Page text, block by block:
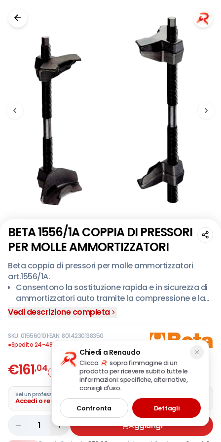
BETA 1556/1A COPPIA DI PRESSORI
PER MOLLE AMMORTIZZATORI
Beta coppia di pressori per molle ammortizzatori
art.1556/1A.
Consentono la sostituzione rapida e in sicurezza di
ammortizzatori auto tramite la compressione e la
tenuta della molla.
Vedi descrizione completa
SKU:015560101·EAN:8014230138350
●Spedito 24-48 ore
€161,04 IVA incl.
Sei un professionista?
Accedi o registra la tua azienda
1 Aggiungi
Chiedi a Renaudo
Clicca
sopra l'immagine di un
prodotto per ricevere subito tutte le
informazioni: specifiche, alternative,
consigli d'uso.
Confronta Dettagli